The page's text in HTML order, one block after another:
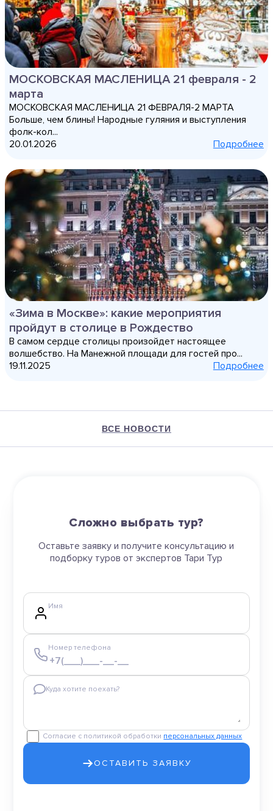
МОСКОВСКАЯ МАСЛЕНИЦА 21 февраля - 2
марта
МОСКОВСКАЯ МАСЛЕНИЦА 21 ФЕВРАЛЯ-2 МАРТА
Больше, чем блины! Народные гуляния и выступления
фолк-кол...
20.01.2026
Подробнее
«Зима в Москве»: какие мероприятия
пройдут в столице в Рождество
В самом сердце столицы произойдет настоящее
волшебство. На Манежной площади для гостей про...
19.11.2025
Подробнее
ВСЕ НОВОСТИ
Сложно выбрать тур?
Оставьте заявку и получите консультацию и
подборку туров от экспертов Тари Тур
Имя
Номер телефона
Куда хотите поехать?
Согласие с политикой обработки персональных данных
ОСТАВИТЬ ЗАЯВКУ